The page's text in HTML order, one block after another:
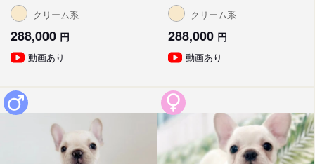
クリーム系
288,000 円
動画あり
クリーム系
288,000 円
動画あり